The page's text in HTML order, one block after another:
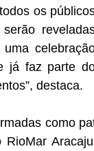
os
já faz parte
destaca.
como